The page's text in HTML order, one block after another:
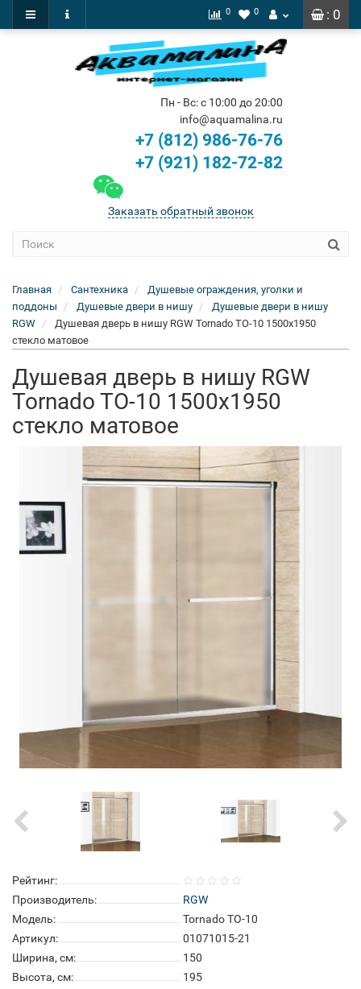
: 0
0 0
Пн - Вс: с 10:00 до 20:00
info@aquamalina.ru
+7 (812) 986-76-76
+7 (921) 182-72-82
Заказать обратный звонок
Главная Сантехника
Душевые ограждения, уголки и
поддоны
Душевые двери в нишу
Душевые двери в нишу
RGW
Душевая дверь в нишу RGW Tornado TO-10 1500x1950
стекло матовое
Душевая дверь в нишу RGW
Tornado TO-10 1500x1950
стекло матовое
Рейтинг:
Производитель:
RGW
Модель:
Tornado TO-10
Артикул:
01071015-21
Ширина, см:
150
Высота, см:
195